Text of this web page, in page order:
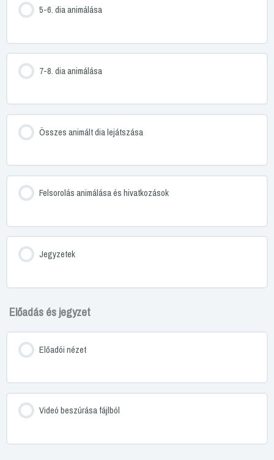
5-6. dia animálása
7-8. dia animálása
Összes animált dia lejátszása
Felsorolás animálása és hivatkozások
Jegyzetek
Előadás és jegyzet
Előadói nézet
Videó beszúrása fájlból